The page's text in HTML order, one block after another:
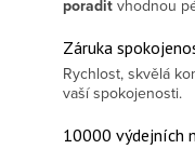
poradit vhodnou
Záruka
Rychlost, skvělá
vaší spokojenosti.
10000 výdejních